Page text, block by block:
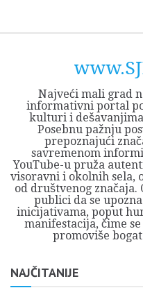
Najveći mali grad
informativni portal
kulturi i
Posebnu pažnju
prepoznajući
savremenom
YouTube-u pruža
visoravni i okolnih sela,
od društvenog
publici da se
inicijativama, poput
manifestacija, čime
promoviše
NAJČITANIJE